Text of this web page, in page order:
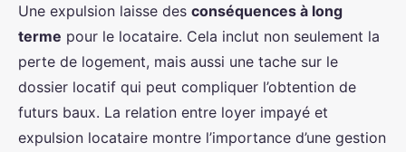
Une expulsion laisse des conséquences à long
terme pour le locataire. Cela inclut non seulement la
perte de logement, mais aussi une tache sur le
dossier locatif qui peut compliquer l’obtention de
futurs baux. La relation entre loyer impayé et
expulsion locataire montre l’importance d’une gestion